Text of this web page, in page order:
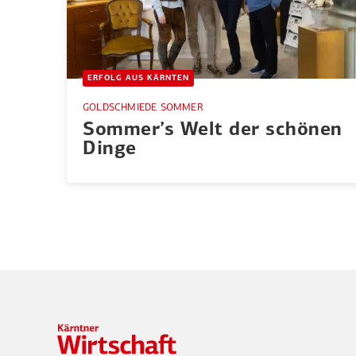
ERFOLG AUS KÄRNTEN
GOLDSCHMIEDE SOMMER
Sommer’s Welt der schönen
Dinge